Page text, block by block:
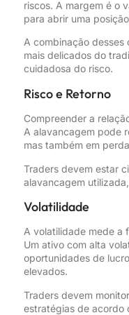
riscos. A margem é o
para abrir uma
A combinação desses
mais delicados do
cuidadosa do risco.
Risco e Retorno
Compreender a
A alavancagem pode
mas também em
Traders devem estar
alavancagem
Volatilidade
A volatilidade mede a
Um ativo com alta
oportunidades de
elevados.
Traders devem
estratégias de acordo